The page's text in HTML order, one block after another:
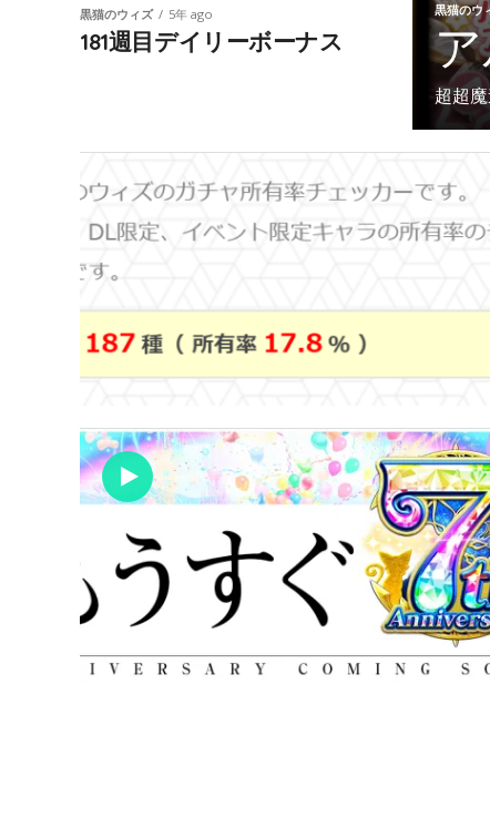
黒猫のウ
超超
黒猫のウィズ 5年 ago
181週目デイリーボーナス